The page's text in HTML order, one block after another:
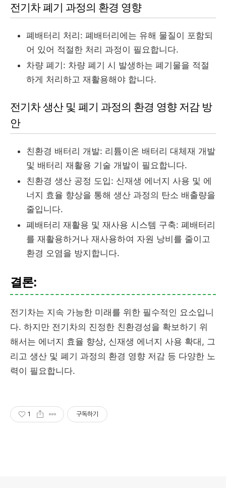
전기차 폐기 과정의 환경 영향
폐배터리 처리: 폐배터리에는 유해 물질이 포함되
어 있어 적절한 처리 과정이 필요합니다.
차량 폐기: 차량 폐기 시 발생하는 폐기물을 적절
하게 처리하고 재활용해야 합니다.
전기차 생산 및 폐기 과정의 환경 영향 저감 방
안
친환경 배터리 개발: 리튬이온 배터리 대체재 개발
및 배터리 재활용 기술 개발이 필요합니다.
친환경 생산 공정 도입: 신재생 에너지 사용 및 에
너지 효율 향상을 통해 생산 과정의 탄소 배출량을
줄입니다.
폐배터리 재활용 및 재사용 시스템 구축: 폐배터리
를 재활용하거나 재사용하여 자원 낭비를 줄이고
환경 오염을 방지합니다.
결론:
전기차는 지속 가능한 미래를 위한 필수적인 요소입니
다. 하지만 전기차의 진정한 친환경성을 확보하기 위
해서는 에너지 효율 향상, 신재생 에너지 사용 확대, 그
리고 생산 및 폐기 과정의 환경 영향 저감 등 다양한 노
력이 필요합니다.
1 구독하기